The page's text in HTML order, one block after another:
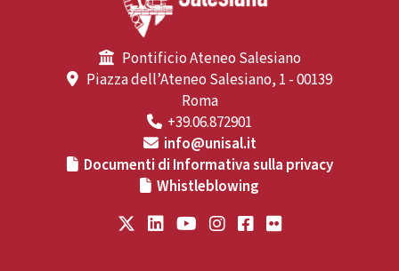
Pontificio Ateneo Salesiano
Piazza dell’Ateneo Salesiano, 1 - 00139
Roma
+39.06.872901
info@unisal.it
Documenti di Informativa sulla privacy
Whistleblowing